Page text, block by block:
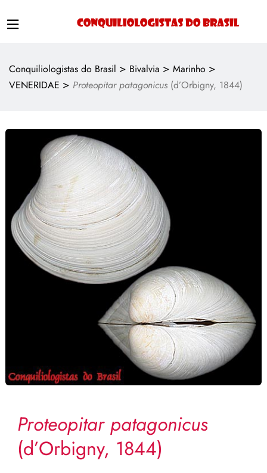
Conquiliologistas do Brasil > Bivalvia > Marinho >
VENERIDAE > Proteopitar patagonicus (d’Orbigny, 1844)
Proteopitar patagonicus
(d’Orbigny, 1844)